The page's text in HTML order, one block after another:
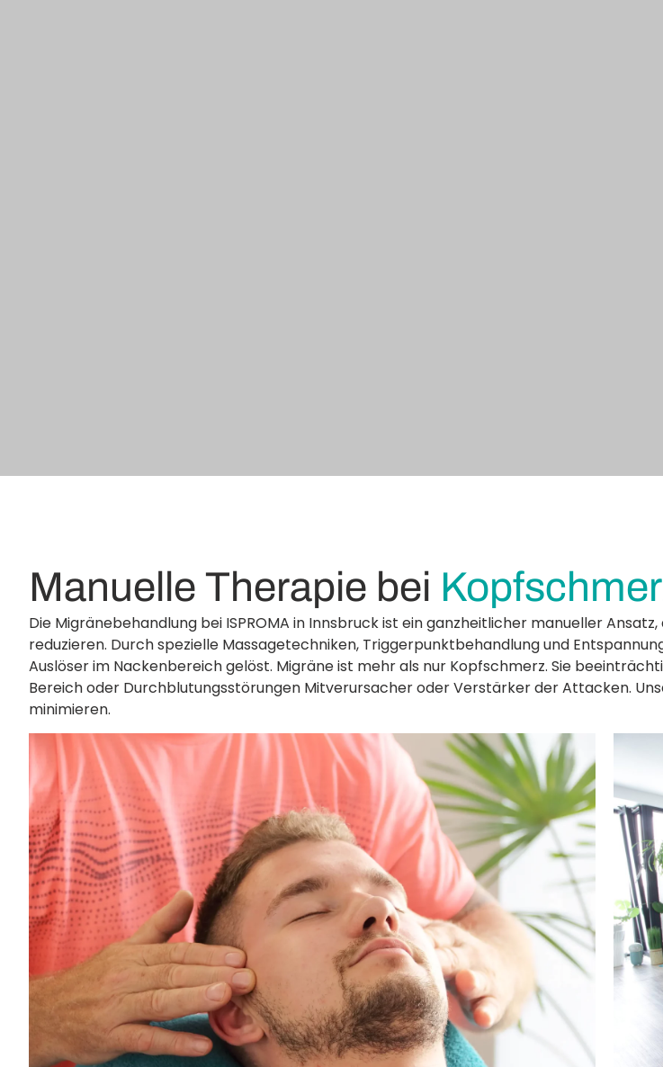
Manuelle Therapie bei
Die Migränebehandlung bei ISPROMA in Innsbruck ist ein ganzheitlicher manueller
reduzieren. Durch spezielle Massagetechniken, Triggerpunktbehandlung und
Auslöser im Nackenbereich gelöst. Migräne ist mehr als nur Kopfschmerz. Sie
Bereich oder Durchblutungsstörungen Mitverursacher oder Verstärker der Attacken.
minimieren.